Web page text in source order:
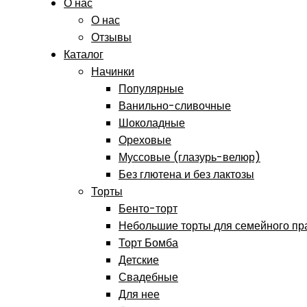
О нас
О нас
Отзывы
Каталог
Начинки
Популярные
Ванильно-сливочные
Шоколадные
Ореховые
Муссовые (глазурь-велюр)
Без глютена и без лактозы
Торты
Бенто-торт
Небольшие торты для семейного
Торт Бомба
Детские
Свадебные
Для нее